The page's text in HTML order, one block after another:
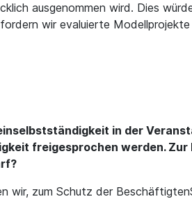
ausgenommen wird. Dies
wir evaluierte
in der
freigesprochen werden.
wir, zum Schutz der